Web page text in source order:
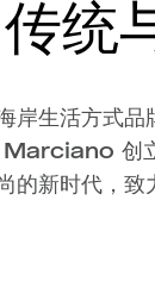
统
生活方式品
创
新时代，致
提供全系列核
，将品牌丰富